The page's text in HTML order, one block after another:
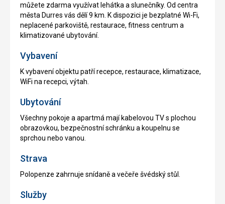
můžete zdarma využívat lehátka a slunečníky. Od centra
města Durres vás dělí 9 km. K dispozici je bezplatné Wi-Fi,
neplacené parkoviště, restaurace, fitness centrum a
klimatizované ubytování.
Vybavení
K vybavení objektu patří recepce, restaurace, klimatizace,
WiFi na recepci, výtah.
Ubytování
Všechny pokoje a apartmá mají kabelovou TV s plochou
obrazovkou, bezpečnostní schránku a koupelnu se
sprchou nebo vanou.
Strava
Polopenze zahrnuje snídaně a večeře švédský stůl.
Služby